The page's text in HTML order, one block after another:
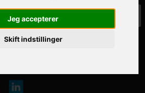
Jeg accepterer
Skift indstillinger